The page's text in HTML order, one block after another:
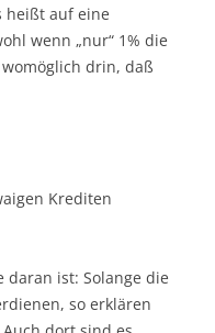
heißt auf eine
wenn „nur“ 1% die
drin, daß
Krediten
daran ist: Solange die
so erklären